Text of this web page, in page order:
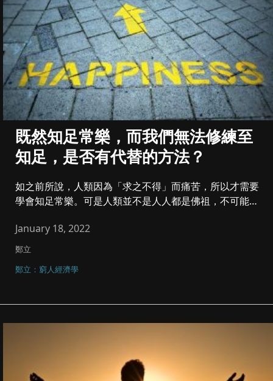
既然知足常樂，而我們無法修練至
知足，是否有代替的方法？
如之前所說，人類因為「求之不得」而痛苦，所以才需要
學會知足常樂。可是人類並不是人人都是佛祖，不可能動
January 18, 2022
鄭立
鄭立：窮人經濟學